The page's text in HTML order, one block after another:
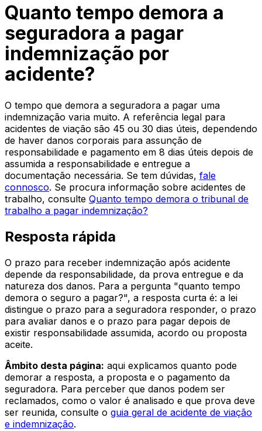
Quanto tempo demora a
seguradora a pagar
indemnização por
acidente?
O tempo que demora a seguradora a pagar uma
indemnização varia muito. A referência legal para
acidentes de viação são 45 ou 30 dias úteis, dependendo
de haver danos corporais para assunção de
responsabilidade e pagamento em 8 dias úteis depois de
assumida a responsabilidade e entregue a
documentação necessária. Se tem dúvidas, fale
connosco. Se procura informação sobre acidentes de
trabalho, consulte Quanto tempo demora o tribunal de
trabalho a pagar indemnização?
Resposta rápida
O prazo para receber indemnização após acidente
depende da responsabilidade, da prova entregue e da
natureza dos danos. Para a pergunta "quanto tempo
demora o seguro a pagar?", a resposta curta é: a lei
distingue o prazo para a seguradora responder, o prazo
para avaliar danos e o prazo para pagar depois de
existir responsabilidade assumida, acordo ou proposta
aceite.
Âmbito desta página: aqui explicamos quanto pode
demorar a resposta, a proposta e o pagamento da
seguradora. Para perceber que danos podem ser
reclamados, como o valor é analisado e que prova deve
ser reunida, consulte o guia geral de acidente de viação
e indemnização.